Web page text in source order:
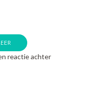
reactie achterop